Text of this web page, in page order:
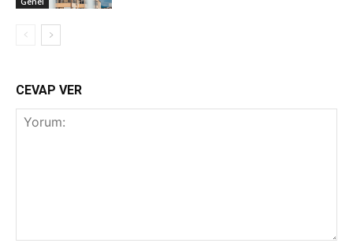
CEVAP VER